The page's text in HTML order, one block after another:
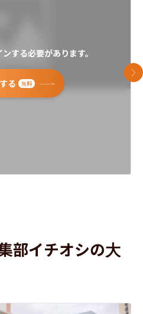
する必要があります。
る 無料
次
部イチオシの大